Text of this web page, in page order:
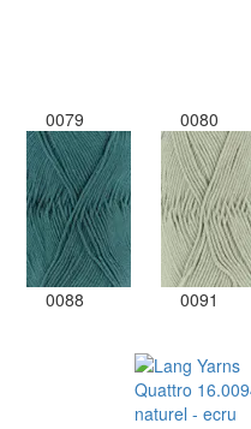
0079 0080
0088 0091